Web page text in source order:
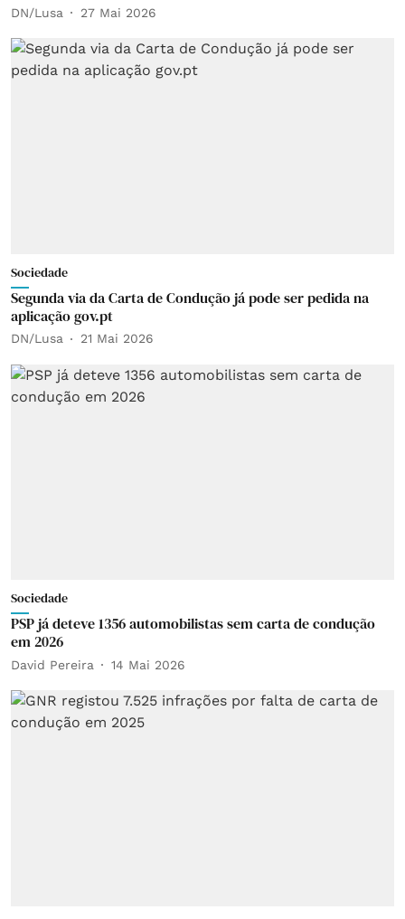
DN/Lusa 27 Mai 2026
Sociedade
Segunda via da Carta de Condução já pode ser pedida na
aplicação gov.pt
DN/Lusa 21 Mai 2026
Sociedade
PSP já deteve 1356 automobilistas sem carta de condução
em 2026
David Pereira 14 Mai 2026